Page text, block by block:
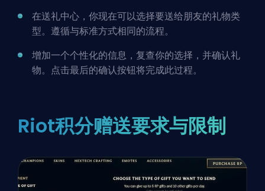
在送礼中心，你现在可以选择要送给朋友的礼物类
型。遵循与标准方式相同的流程。
增加一个个性化的信息，复查你的选择，并确认礼
物。点击最后的确认按钮将完成此过程。
Riot积分赠送要求与限制